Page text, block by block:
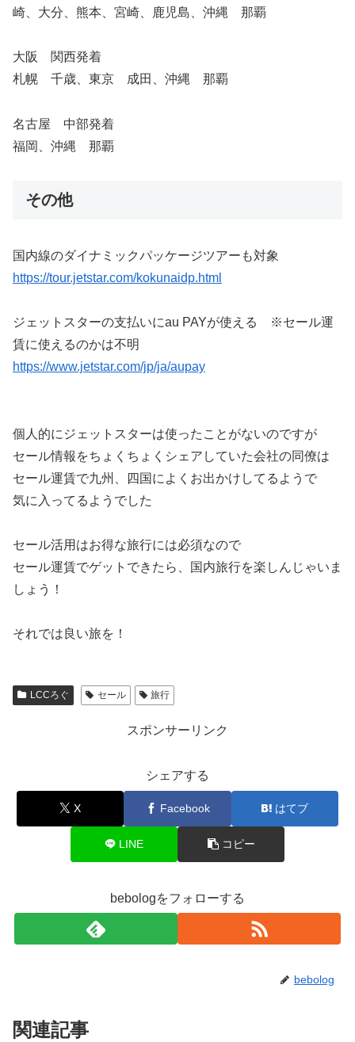
崎、大分、熊本、宮崎、鹿児島、沖縄 那覇
大阪 関西発着
札幌 千歳、東京 成田、沖縄 那覇
名古屋 中部発着
福岡、沖縄 那覇
その他
国内線のダイナミックパッケージツアーも対象
https://tour.jetstar.com/kokunaidp.html
ジェットスターの支払いにau PAYが使える ※セール運
賃に使えるのかは不明
https://www.jetstar.com/jp/ja/aupay
個人的にジェットスターは使ったことがないのですが
セール情報をちょくちょくシェアしていた会社の同僚は
セール運賃で九州、四国によくお出かけしてるようで
気に入ってるようでした
セール活用はお得な旅行には必須なので
セール運賃でゲットできたら、国内旅行を楽しんじゃいま
しょう！
それでは良い旅を！
LCCろぐ セール 旅行
スポンサーリンク
シェアする
X Facebook はてブ
LINE コピー
bebologをフォローする
bebolog
関連記事